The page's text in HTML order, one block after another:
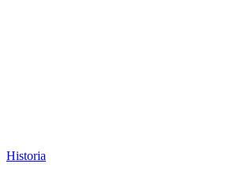
Historia